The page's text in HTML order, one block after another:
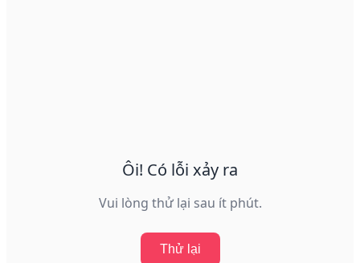
Ôi! Có lỗi xảy ra
Vui lòng thử lại sau ít phút.
Thử lại